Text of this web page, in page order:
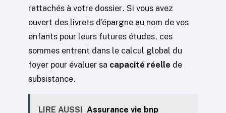
rattachés à votre dossier. Si vous avez
ouvert des livrets d’épargne au nom de vos
enfants pour leurs futures études, ces
sommes entrent dans le calcul global du
foyer pour évaluer sa capacité réelle de
subsistance.
LIRE AUSSI Assurance vie bnp